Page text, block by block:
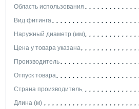
Область использования
Вид фитинга
Наружный диаметр (мм)
Цена у товара указана
Производитель
Отпуск товара
Страна производитель
Длина (м)